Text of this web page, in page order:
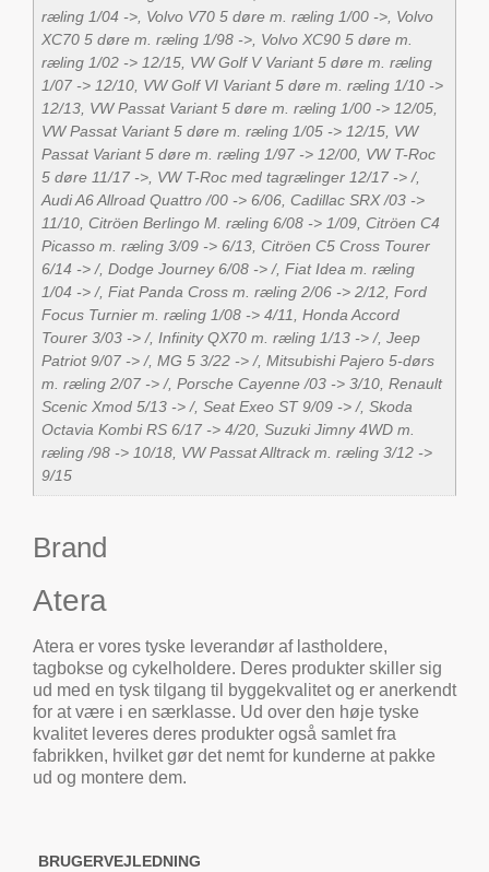
ræling 1/04 ->, Volvo V70 5 døre m. ræling 1/00 ->, Volvo
XC70 5 døre m. ræling 1/98 ->, Volvo XC90 5 døre m.
ræling 1/02 -> 12/15, VW Golf V Variant 5 døre m. ræling
1/07 -> 12/10, VW Golf VI Variant 5 døre m. ræling 1/10 ->
12/13, VW Passat Variant 5 døre m. ræling 1/00 -> 12/05,
VW Passat Variant 5 døre m. ræling 1/05 -> 12/15, VW
Passat Variant 5 døre m. ræling 1/97 -> 12/00, VW T-Roc
5 døre 11/17 ->, VW T-Roc med tagrælinger 12/17 -> /,
Audi A6 Allroad Quattro /00 -> 6/06, Cadillac SRX /03 ->
11/10, Citröen Berlingo M. ræling 6/08 -> 1/09, Citröen C4
Picasso m. ræling 3/09 -> 6/13, Citröen C5 Cross Tourer
6/14 -> /, Dodge Journey 6/08 -> /, Fiat Idea m. ræling
1/04 -> /, Fiat Panda Cross m. ræling 2/06 -> 2/12, Ford
Focus Turnier m. ræling 1/08 -> 4/11, Honda Accord
Tourer 3/03 -> /, Infinity QX70 m. ræling 1/13 -> /, Jeep
Patriot 9/07 -> /, MG 5 3/22 -> /, Mitsubishi Pajero 5-dørs
m. ræling 2/07 -> /, Porsche Cayenne /03 -> 3/10, Renault
Scenic Xmod 5/13 -> /, Seat Exeo ST 9/09 -> /, Skoda
Octavia Kombi RS 6/17 -> 4/20, Suzuki Jimny 4WD m.
ræling /98 -> 10/18, VW Passat Alltrack m. ræling 3/12 ->
9/15
Brand
Atera
Atera er vores tyske leverandør af lastholdere,
tagbokse og cykelholdere. Deres produkter skiller sig
ud med en tysk tilgang til byggekvalitet og er anerkendt
for at være i en særklasse. Ud over den høje tyske
kvalitet leveres deres produkter også samlet fra
fabrikken, hvilket gør det nemt for kunderne at pakke
ud og montere dem.
BRUGERVEJLEDNING